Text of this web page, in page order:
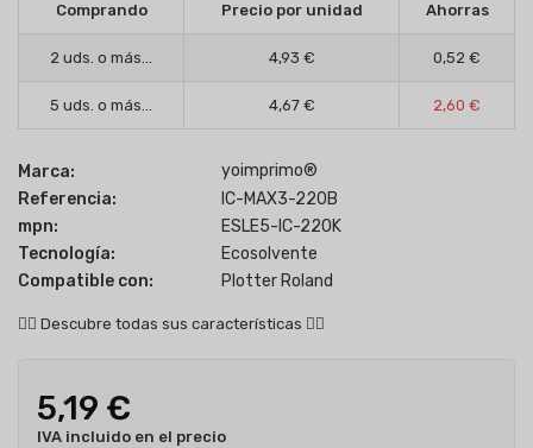
Comprando Precio por unidad Ahorras
2 uds. o más... 4,93 € 0,52 €
5 uds. o más... 4,67 € 2,60 €
Marca:
yoimprimo®
Referencia:
IC-MAX3-220B
mpn:
ESLE5-IC-220K
Tecnología:
Ecosolvente
Compatible con:
Plotter Roland
👇🏻 Descubre todas sus características 👇🏻
5,19 €
IVA incluido en el precio